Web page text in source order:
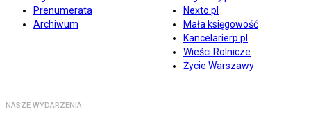
Prenumerata
Archiwum
Nexto.pl
Mała księgowość
Kancelarierp.pl
Wieści Rolnicze
Życie Warszawy
NASZE WYDARZENIA